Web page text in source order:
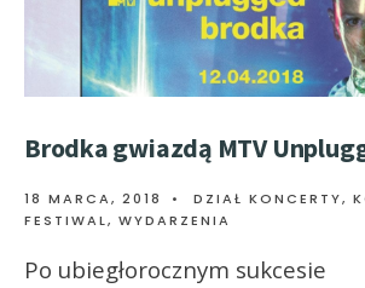
Brodka gwiazdą MTV
18 MARCA, 2018 • DZIAŁ KONCERTY,
FESTIWAL, WYDARZENIA
Po ubiegłorocznym sukcesie